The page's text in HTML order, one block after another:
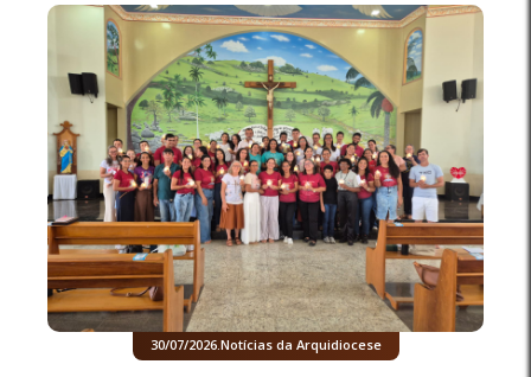
30/07/2026.Notícias da Arquidiocese